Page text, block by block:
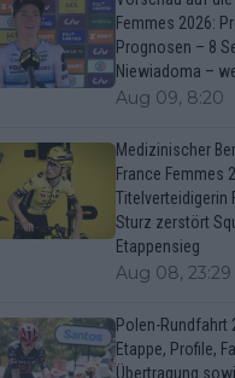
Femmes 2026:
Prognosen – 8
Niewiadoma –
Aug 09, 8:20
Medizinischer
France Femmes
Titelverteidigerin
Sturz zerstört
Etappensieg
Aug 08, 23:29
Polen-Rundfahrt
Etappe, Profile,
Übertragung